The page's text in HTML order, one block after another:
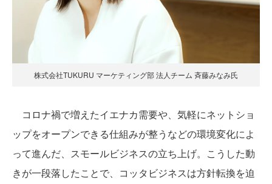
株式会社TUKURU マーケティング部 法人チーム 斉藤みなみ氏
コロナ禍で増えたイエナカ需要や、気軽にネットショ
ップをオープンできる仕組みが整うなどの環境変化によ
って進んだ、スモールビジネスの立ち上げ。こうした動
きが一段落したことで、コッタビジネスは方針転換を迫